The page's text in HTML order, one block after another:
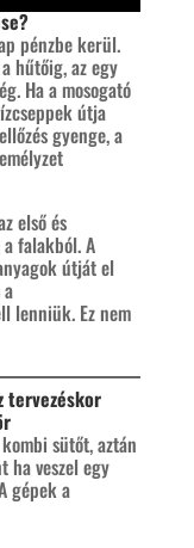
pénzbe kerül.
hűtőig, az egy
Ha a mosogató
útja
gyenge, a
első és
falakból. A
útját el
lenniük. Ez nem
tervezéskor
sütőt, aztán
ha veszel egy
gépek a